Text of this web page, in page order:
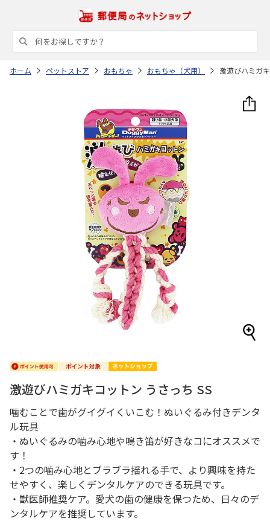
ホーム ペットストア おもちゃ おもちゃ（犬用） 激遊びハミガ
激遊びハミガキコットン うさっち SS
噛むことで歯がグイグイくいこむ！ぬいぐるみ付きデンタ
ル玩具
・ぬいぐるみの噛み心地や鳴き笛が好きなコにオススメで
す！
・2つの噛み心地とブラブラ揺れる手で、より興味を持た
せやすく、楽しくデンタルケアのできる玩具です。
・獣医師推奨ケア。愛犬の歯の健康を保つため、日々のデ
ンタルケアを推奨しています。